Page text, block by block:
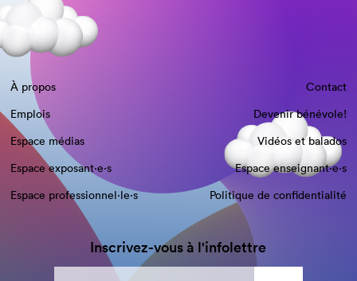
À propos
Contact
Emplois
Devenir bénévole!
Espace médias
Vidéos et balados
Espace exposant·e⋅s
Espace enseignant·e⋅s
Espace professionnel·le⋅s
Politique de confidentialité
Inscrivez-vous à l'infolettre